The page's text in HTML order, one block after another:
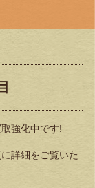
強化中です!
詳細をご覧いた